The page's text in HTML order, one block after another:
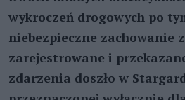
wykroczeń drogowych po
niebezpieczne zachowanie
zarejestrowane i
zdarzenia doszło w